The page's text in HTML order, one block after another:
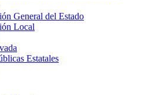
General del Estado
Local
Estatales